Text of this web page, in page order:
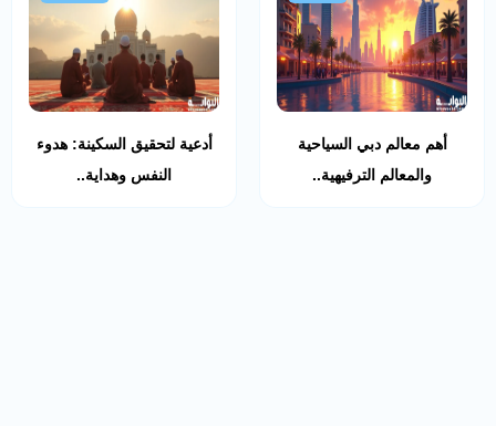
أهم معالم دبي السياحية
والمعالم الترفيهية..
أدعية لتحقيق السكينة: هدوء
النفس وهداية..